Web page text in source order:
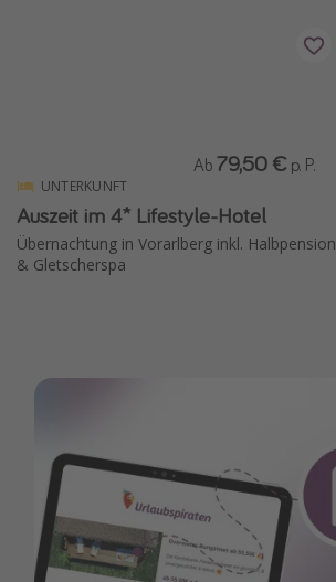
Hotels in Amsterdam
Hotels am Achensee
Familienurlaub in der Türkei
Bahnreisen in der Schweiz
Reisepassfreie Reiseziele
Travel Know How
Silvesterreisen
UNTERKUNFT
Auszeit im 4* Lifestyle-Hotel
Übernachtung in Vorarlberg inkl. Halbpension
& Gletscherspa
Ab 79,50 € p. P.